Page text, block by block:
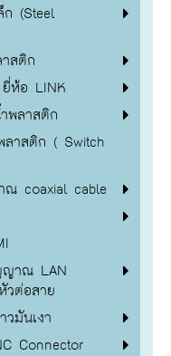
ก (Steel
สติก
ห้อ LINK
พลาสติก
ลาสติก ( Switch
coaxial cable
าณ LAN
วต่อสาย
มันเงา
Connector